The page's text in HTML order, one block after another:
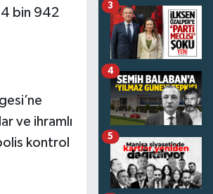
bin 942
ve ihramlı
kontrol
3
4
5